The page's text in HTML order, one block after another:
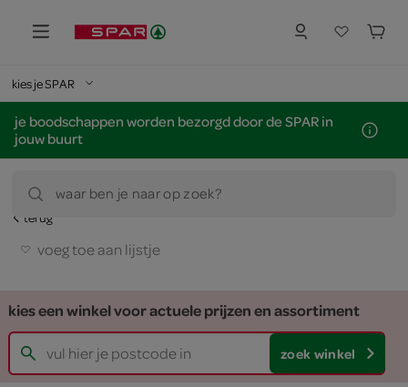
kies je SPAR
je boodschappen worden bezorgd door de SPAR in
jouw buurt
waar ben je naar op zoek?
terug
voeg toe aan lijstje
kies een winkel voor actuele prijzen en assortiment
zoek winkel